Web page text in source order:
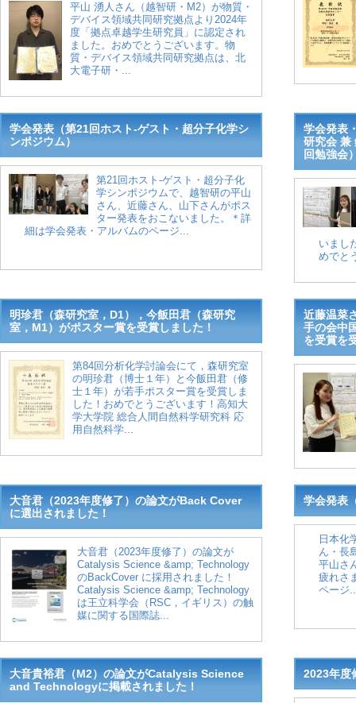
平山 湧人さん（越智研・M2）が物質・
デバイス領域共同研究拠点より2024年
度「拠点卓越学生研究員」に認定され
ました。おめでとうございます。物
質・デバイス領域共同研究拠点は、北
大電子研・...
学会発表（第21回ホスト-ゲスト・超分子化学シ
ンポジウム）
第21回ホスト-ゲスト・超分子化
学シンポジウムで、越智研の平山
さん、近藤さん、山下さんがポス
ター発表をおこないました。＊詳
細は学会発表・アルバムのページ...
学会発表
研究会 兼
回勉強会
いまし
めでと
明珍君（森研究室，D1），今飯田君（森研究
室，M1）がポスター賞を受賞しました！
第84回分析化学討論会にて，森研究室
の明珍君（博士１年）と今飯田君（修
士１年）が若手ポスター賞を受賞しま
した！おめでとうございます！高知大
学大学院 総合人間自然科学研究科 応
用自然科学...
近藤温菜
⼿の会中
を受賞を
大音君（2023年度修了）の論文がBack Cover
に選出されました！
大音君（2023年度修了）の論文が
Catalysis Science &amp; Technology
のBackCover に採用されました！
Catalysis Science &amp; Technology
は王立科学会（RSC，イギリス）の触
媒に関する国際誌...
学会発表
日本化
ん・長
平山さ
疲れさ
ページ
大音貴裕君（M2）の論文がCatalysis Science
and Technologyに掲載されました！
2023年度